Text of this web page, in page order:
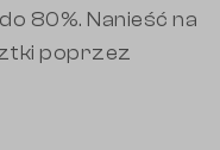
80%. Nanieść na
poprzez